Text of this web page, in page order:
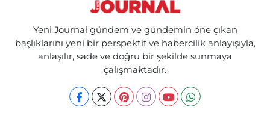
Yeni Journal gündem ve gündemin öne çıkan
başlıklarını yeni bir perspektif ve habercilik anlayışıyla,
anlaşılır, sade ve doğru bir şekilde sunmaya
çalışmaktadır.